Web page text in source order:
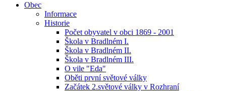
Obec
Informace
Historie
Počet obyvatel v obci 1869 - 2001
Škola v Bradlném I.
Škola v Bradlném II.
Škola v Bradlném III.
O vile "Eda"
Oběti první světové války
Začátek 2.světové války v Rozhraní